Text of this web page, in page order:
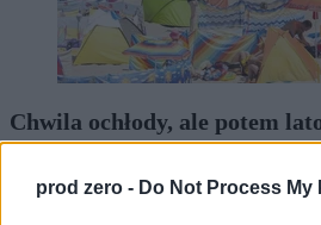
prod zero - Do Not Process
Chwila ochłody, ale potem
nową wakacyjną prognozę
Po fali upałów, w trakcie których